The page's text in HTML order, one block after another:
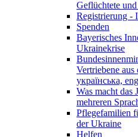
Geflüchtete
Registrierung -
Spenden
Bayerisches
Ukrainekrise
Vertriebene
українська,
Was macht das
mehreren
Pflegefamilien
der Ukraine
Helfen